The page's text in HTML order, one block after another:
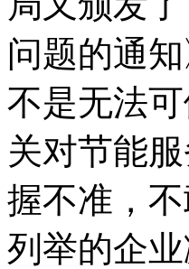
问题的通
不是无法
关对节能
握不准，
列举的企